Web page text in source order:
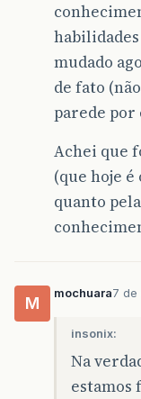
habilidades
mudado
de fato
parede por
Achei que
(que hoje
quanto
M
mochuara7 de
insonix:
Na
estamos